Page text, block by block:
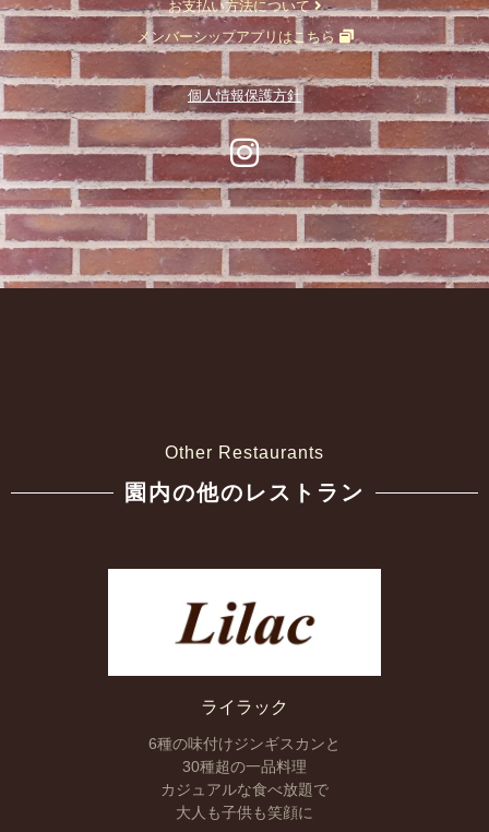
お支払い方法について
メンバーシップアプリはこちら
個人情報保護方針
Other Restaurants
園内の他のレストラン
ライラック
6種の味付けジンギスカンと
30種超の一品料理
カジュアルな食べ放題で
大人も子供も笑顔に